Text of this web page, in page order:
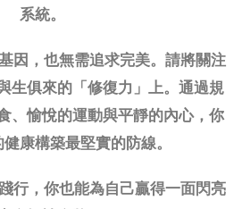
系統。
因，也無需追求完美。請將關注
生俱來的「修復力」上。通過規
、愉悅的運動與平靜的內心，你
康構築最堅實的防線。
行，你也能為自己贏得一面閃亮